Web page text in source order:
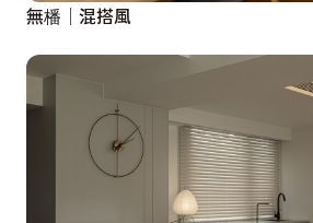
無橎│混搭風